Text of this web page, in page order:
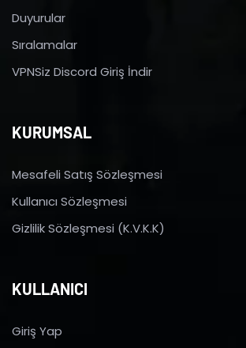
Duyurular
Sıralamalar
VPNSiz Discord Giriş İndir
KURUMSAL
Mesafeli Satış Sözleşmesi
Kullanıcı Sözleşmesi
Gizlilik Sözleşmesi (K.V.K.K)
KULLANICI
Giriş Yap